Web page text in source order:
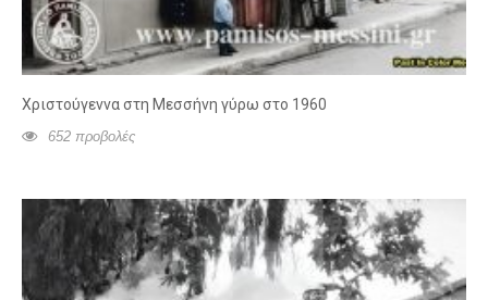
Χριστούγεννα στη Μεσσήνη γύρω στο 1960
652 προβολές